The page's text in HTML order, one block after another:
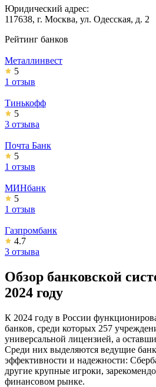
Юридический адрес:
117638, г. Москва, ул. Одесская, д. 2
Рейтинг банков
Металлинвест
5
1 отзыв
Тинькофф
5
3 отзыва
Почта Банк
5
1 отзыв
МИНбанк
5
1 отзыв
Газпромбанк
4.7
3 отзыва
Обзор банковской
2024 году
К 2024 году в России
банков, среди которых 257
универсальной лицензией, а
Среди них выделяются ведущие
эффективности и надежности:
другие крупные игроки,
финансовом рынке.